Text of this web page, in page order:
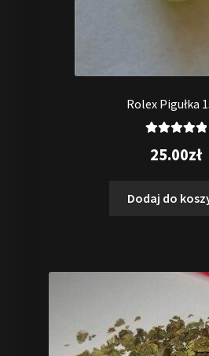
Rolex Pigułka
5.00na 5
25.00zł
Dodaj do